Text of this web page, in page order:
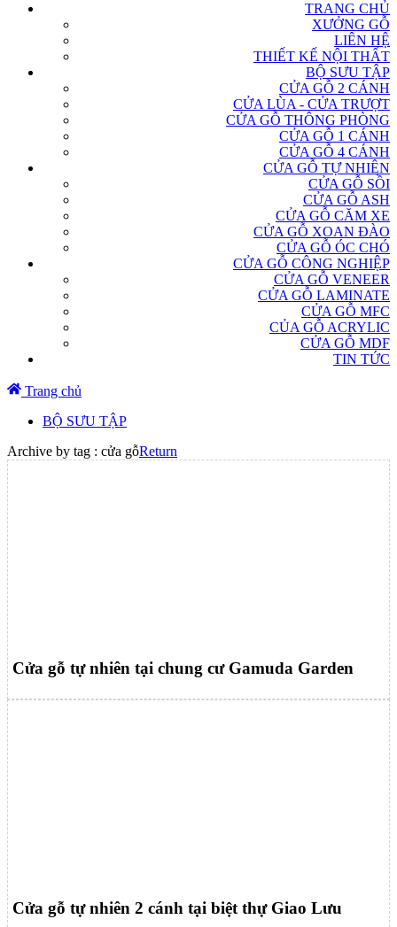
TRANG CHỦ
XƯỞNG GỖ
LIÊN HỆ
THIẾT KẾ NỘI THẤT
BỘ SƯU TẬP
CỬA GỖ 2 CÁNH
CỬA LÙA - CỬA TRƯỢT
CỬA GỖ THÔNG PHÒNG
CỬA GỖ 1 CÁNH
CỬA GỖ 4 CÁNH
CỬA GỖ TỰ NHIÊN
CỬA GỖ SỒI
CỬA GỖ ASH
CỬA GỖ CĂM XE
CỬA GỖ XOAN ĐÀO
CỬA GỖ ÓC CHÓ
CỬA GỖ CÔNG NGHIỆP
CỬA GỖ VENEER
CỬA GỖ LAMINATE
CỬA GỖ MFC
CỦA GỖ ACRYLIC
CỬA GỖ MDF
TIN TỨC
Trang chủ
BỘ SƯU TẬP
Archive by tag : cửa gỗReturn
Cửa gỗ tự nhiên tại chung cư Gamuda Garden
Cửa gỗ tự nhiên 2 cánh tại biệt thự Giao Lưu